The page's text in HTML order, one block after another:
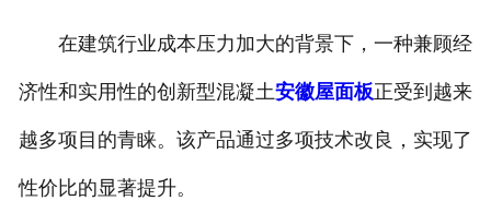
资质荣誉
在建筑行业成本压力加大的背景下，一种兼顾经
济性和实用性的创新型混凝土安徽屋面板正受到越来
越多项目的青睐。该产品通过多项技术改良，实现了
性价比的显著提升。